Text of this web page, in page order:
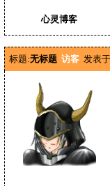
心灵博客
标题:无标题 访客 发表